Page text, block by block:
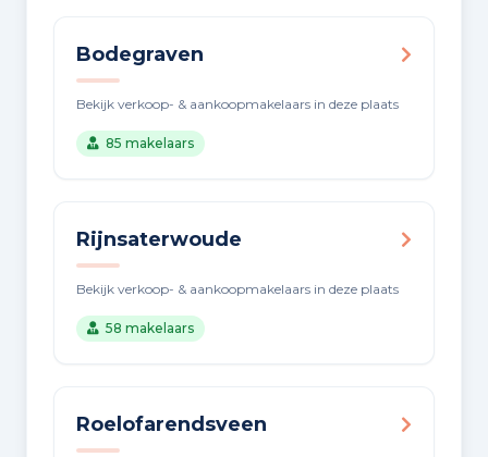
Bodegraven
Bekijk verkoop- & aankoopmakelaars in deze plaats
85 makelaars
Rijnsaterwoude
Bekijk verkoop- & aankoopmakelaars in deze plaats
58 makelaars
Roelofarendsveen